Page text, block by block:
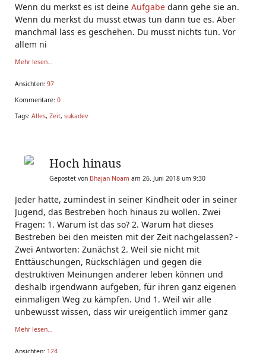
Wenn du merkst es ist deine Aufgabe dann gehe sie an.
Wenn du merkst du musst etwas tun dann tue es. Aber
manchmal lass es geschehen. Du musst nichts tun. Vor
allem ni
Mehr lesen...
Ansichten: 97
Kommentare: 0
Tags: Alles, Zeit, sukadev
Hoch hinaus
Gepostet von Bhajan Noam am 26. Juni 2018 um 9:30
Jeder hatte, zumindest in seiner Kindheit oder in seiner
Jugend, das Bestreben hoch hinaus zu wollen. Zwei
Fragen: 1. Warum ist das so? 2. Warum hat dieses
Bestreben bei den meisten mit der Zeit nachgelassen? -
Zwei Antworten: Zunächst 2. Weil sie nicht mit
Enttäuschungen, Rückschlägen und gegen die
destruktiven Meinungen anderer leben können und
deshalb irgendwann aufgeben, für ihren ganz eigenen
einmaligen Weg zu kämpfen. Und 1. Weil wir alle
unbewusst wissen, dass wir ureigentlich immer ganz
Mehr lesen...
Ansichten: 124